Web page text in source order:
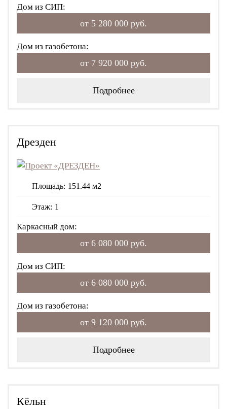
Дом из СИП:
от 5 280 000 руб.
Дом из газобетона:
от 7 920 000 руб.
Подробнее
Дрезден
Площадь: 151.44 м2
Этаж: 1
Каркасный дом:
от 6 080 000 руб.
Дом из СИП:
от 6 080 000 руб.
Дом из газобетона:
от 9 120 000 руб.
Подробнее
Кёльн